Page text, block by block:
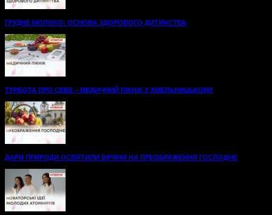
ГРУДНЕ МОЛОКО: ОСНОВА ЗДОРОВОГО ДИТИНСТВА
ТУРБОТА ПРО СЕБЕ – МЕДИЧНИЙ ПІКНІК У ХМЕЛЬНИЦЬКОМУ
ДАРИ ПРИРОДИ ОСВЯТИЛИ ВІРЯНИ НА ПРЕОБРАЖЕННЯ ГОСПОДНЄ